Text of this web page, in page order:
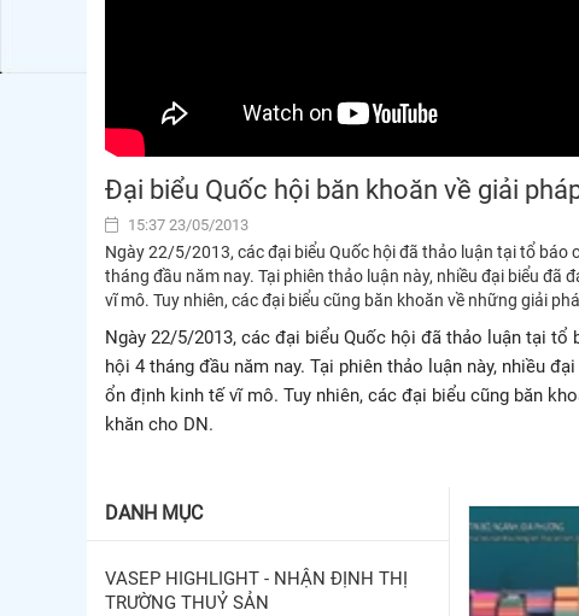
Đại biểu Quốc hội băn khoăn về giải
15:37 23/05/2013
Ngày 22/5/2013, các đại biểu Quốc hội đã thảo luận tại tổ báo
tháng đầu năm nay. Tại phiên thảo luận này, nhiều đại biểu đã
vĩ mô. Tuy nhiên, các đại biểu cũng băn khoăn về những giải
Ngày 22/5/2013, các đại biểu Quốc hội đã thảo luận tại
hội 4 tháng đầu năm nay. Tại phiên thảo luận này, nhiều
ổn định kinh tế vĩ mô. Tuy nhiên, các đại biểu cũng băn
khăn cho DN.
DANH MỤC
VASEP HIGHLIGHT - NHẬN ĐỊNH THỊ
TRƯỜNG THUỶ SẢN